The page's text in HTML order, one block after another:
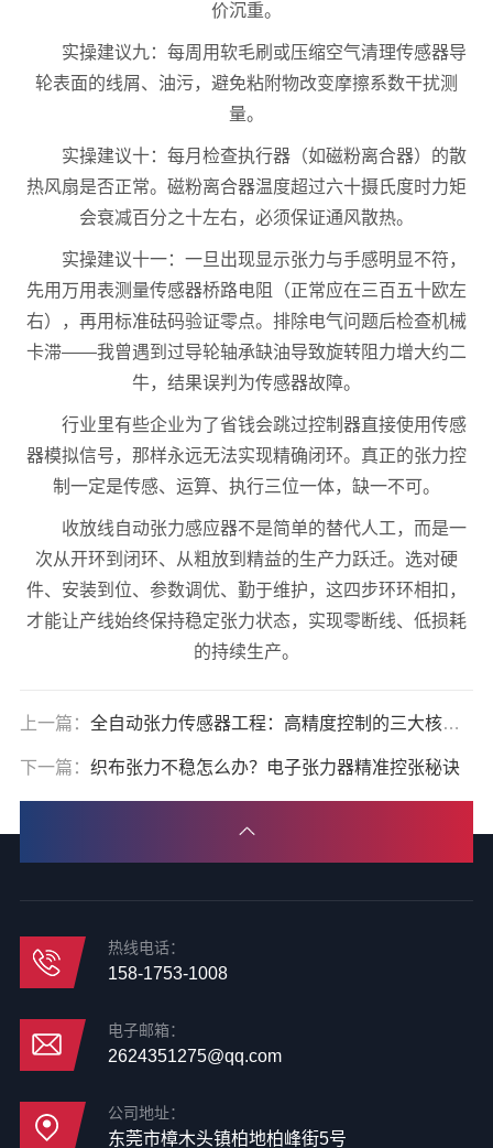
价沉重。
实操建议九：每周用软毛刷或压缩空气清理传感器导
轮表面的线屑、油污，避免粘附物改变摩擦系数干扰测
量。
实操建议十：每月检查执行器（如磁粉离合器）的散
热风扇是否正常。磁粉离合器温度超过六十摄氏度时力矩
会衰减百分之十左右，必须保证通风散热。
实操建议十一：一旦出现显示张力与手感明显不符，
先用万用表测量传感器桥路电阻（正常应在三百五十欧左
右），再用标准砝码验证零点。排除电气问题后检查机械
卡滞——我曾遇到过导轮轴承缺油导致旋转阻力增大约二
牛，结果误判为传感器故障。
行业里有些企业为了省钱会跳过控制器直接使用传感
器模拟信号，那样永远无法实现精确闭环。真正的张力控
制一定是传感、运算、执行三位一体，缺一不可。
收放线自动张力感应器不是简单的替代人工，而是一
次从开环到闭环、从粗放到精益的生产力跃迁。选对硬
件、安装到位、参数调优、勤于维护，这四步环环相扣，
才能让产线始终保持稳定张力状态，实现零断线、低损耗
的持续生产。
上一篇： 全自动张力传感器工程：高精度控制的三大核心技术揭秘
下一篇： 织布张力不稳怎么办？电子张力器精准控张秘诀
热线电话：
158-1753-1008
电子邮箱：
2624351275@qq.com
公司地址：
东莞市樟木头镇柏地柏峰街5号